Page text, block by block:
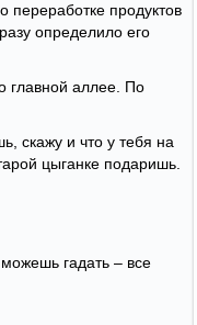
продуктов
определило его
главной аллее. По
скажу и что у тебя на
цыганке подаришь.
гадать – все